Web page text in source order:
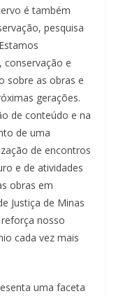
é também
pesquisa
conservação e
sobre as obras e
gerações.
de conteúdo e na
de uma
de encontros
e de atividades
obras em
Justiça de Minas
nosso
cada vez mais
uma faceta